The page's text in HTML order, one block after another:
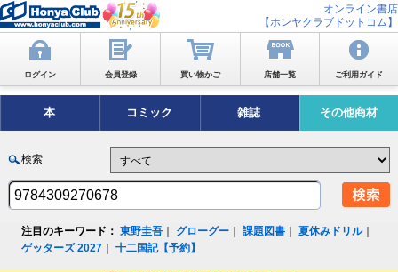
オンライン書店
【ホンヤクラブドットコム】
ログイン 会員登録 買い物かご 店舗一覧 ご利用ガイド
本 コミック 雑誌 その他商材
検索
注目のキーワード： 東野圭吾 グローグー ｜課題図書 ｜夏休みドリル｜
ゲッターズ 2027 ｜十二国記【予約】